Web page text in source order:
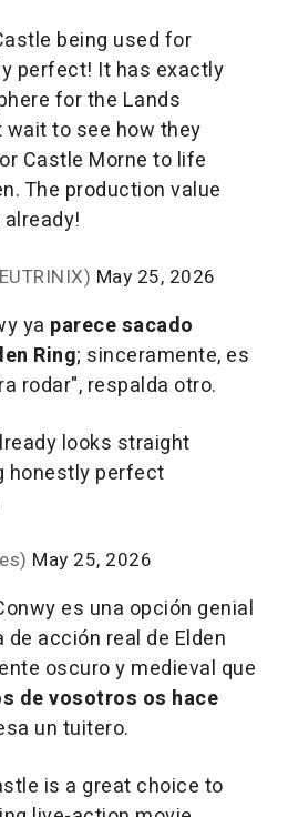
being used for
perfect! It has exactly
for the Lands
wait to see how they
Castle Morne to life
The production value
May 25, 2026
ya parece sacado
Ring; sinceramente, es
rodar", respalda otro.
looks straight
honestly perfect
May 25, 2026
es una opción genial
acción real de Elden
oscuro y medieval que
de vosotros os hace
un tuitero.
is a great choice to